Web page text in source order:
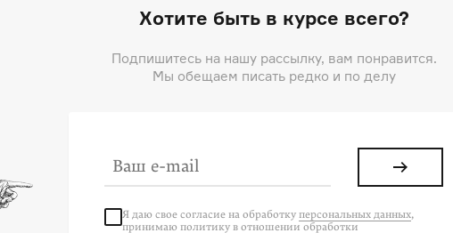
Хотите быть в курсе всего?
Подпишитесь на нашу рассылку, вам понравится.
Мы обещаем писать редко и по делу
Я даю свое согласие на обработку персональных данных,
принимаю политику в отношении обработки